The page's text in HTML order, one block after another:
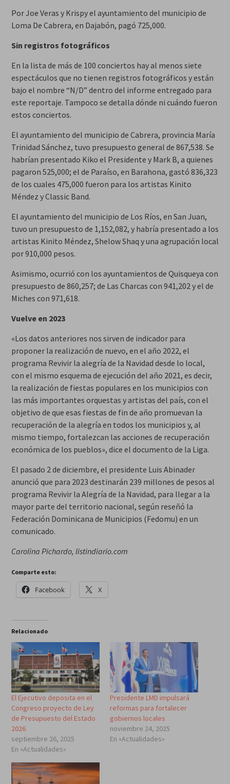
Por Joe Veras y Krispy el ayuntamiento del municipio de
Loma De Cabrera, en Dajabón, pagó 725,000.
Sin registros fotográficos
En la lista de más de 100 conciertos hay al menos siete
espectáculos que no tienen registros fotográficos y están
bajo el nombre “N/D” dentro del informe entregado para
este reportaje. Tampoco se detalla dónde ni cuándo fueron
estos conciertos.
El ayuntamiento del municipio de Cabrera, provincia María
Trinidad Sánchez, tuvo presupuesto general de 867,538. Se
habrían presentado Kiko el Presidente y Mark B, a quienes
pagaron 525,000; el de Paraíso, en Barahona, gastó 836,323
de los cuales 475,000 fueron para los artistas Kinito
Méndez y Classic Band.
El ayuntamiento del municipio de Los Ríos, en San Juan,
tuvo un presupuesto de 1,152,082, y habría presentado a los
artistas Kinito Méndez, Shelow Shaq y una agrupación local
por 910,000 pesos.
Asimismo, ocurrió con los ayuntamientos de Quisqueya con
presupuesto de 860,257; de Las Charcas con 941,202 y el de
Miches con 971,618.
Vuelve en 2023
«Los datos anteriores nos sirven de indicador para
proponer la realización de nuevo, en el año 2022, el
programa Revivir la alegría de la Navidad desde lo local,
con el mismo esquema de ejecución del año 2021, es decir,
la realización de fiestas populares en los municipios con
las más importantes orquestas y artistas del país, con el
objetivo de que esas fiestas de fin de año promuevan la
recuperación de la alegría en todos los municipios y, al
mismo tiempo, fortalezcan las acciones de recuperación
económica de los pueblos», dice el documento de la Liga.
El pasado 2 de diciembre, el presidente Luis Abinader
anunció que para 2023 destinarán 239 millones de pesos al
programa Revivir la Alegría de la Navidad, para llegar a la
mayor parte del territorio nacional, según reseñó la
Federación Dominicana de Municipios (Fedomu) en un
comunicado.
Carolina Pichardo, listindiario.com
Comparte esto:
Facebook X
Relacionado
El Ejecutivo deposita en el
Congreso proyecto de Ley
de Presupuesto del Estado
2026
septiembre 26, 2025
En «Actualidades»
Presidente LMD impulsará
reformas para fortalecer
gobiernos locales
noviembre 24, 2025
En «Actualidades»